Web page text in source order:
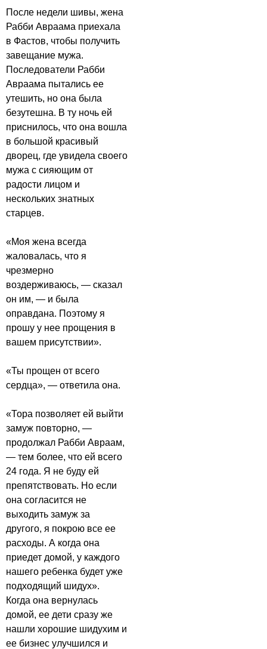
После недели шивы, жена
Рабби Авраама приехала
в Фастов, чтобы получить
завещание мужа.
Последователи Рабби
Авраама пытались ее
утешить, но она была
безутешна. В ту ночь ей
приснилось, что она вошла
в большой красивый
дворец, где увидела своего
мужа с сияющим от
радости лицом и
нескольких знатных
старцев.
«Моя жена всегда
жаловалась, что я
чрезмерно
воздерживаюсь, — сказал
он им, — и была
оправдана. Поэтому я
прошу у нее прощения в
вашем присутствии».
«Ты прощен от всего
сердца», — ответила она.
«Тора позволяет ей выйти
замуж повторно, —
продолжал Рабби Авраам,
— тем более, что ей всего
24 года. Я не буду ей
препятствовать. Но если
она согласится не
выходить замуж за
другого, я покрою все ее
расходы. А когда она
приедет домой, у каждого
нашего ребенка будет уже
подходящий шидух».
Когда она вернулась
домой, ее дети сразу же
нашли хорошие шидухим и
ее бизнес улучшился и